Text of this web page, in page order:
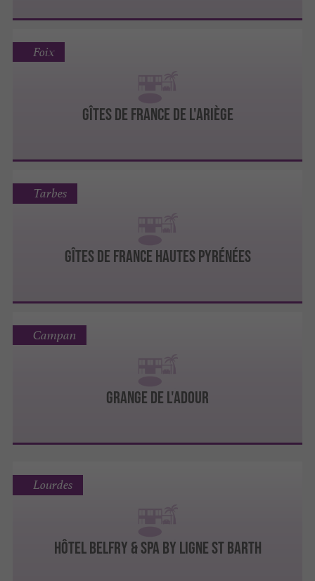
Gîtes de France de l'Ariège
Foix
Gîtes de France Hautes Pyrénées
Tarbes
Grange de l'Adour
Campan
Hôtel Belfry & Spa by Ligne St Barth
Lourdes